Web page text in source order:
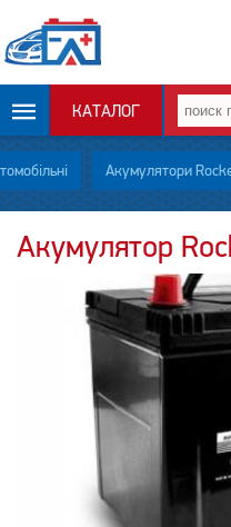
КАТАЛОГ
ОПЛАТА И
ДОСТАВКА
КОНТАКТЫ
Акумулятори
Акумулятор